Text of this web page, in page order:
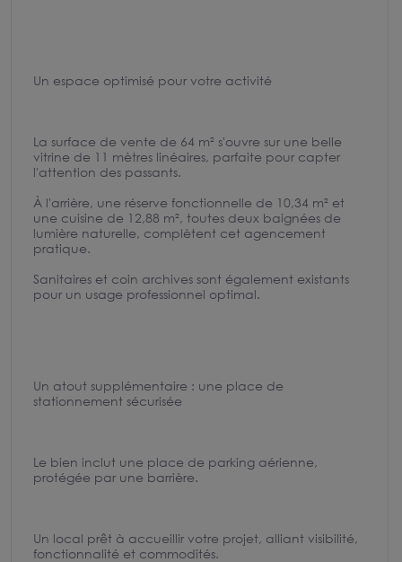
Un espace optimisé pour votre activité
La surface de vente de 64 m² s'ouvre sur une belle
vitrine de 11 mètres linéaires, parfaite pour capter
l'attention des passants.
À l'arrière, une réserve fonctionnelle de 10,34 m² et
une cuisine de 12,88 m², toutes deux baignées de
lumière naturelle, complètent cet agencement
pratique.
Sanitaires et coin archives sont également existants
pour un usage professionnel optimal.
Un atout supplémentaire : une place de
stationnement sécurisée
Le bien inclut une place de parking aérienne,
protégée par une barrière.
Un local prêt à accueillir votre projet, alliant visibilité,
fonctionnalité et commodités.